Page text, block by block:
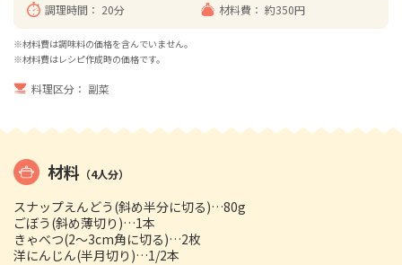
調理時間： 20分 材料費： 約350円
※材料費は調味料の価格を含んでいません。
※材料費はレシピ作成時の価格です。
料理区分： 副菜
材料 （4人分）
スナップえんどう(斜め半分に切る)…80g
ごぼう(斜め薄切り)…1本
きゃべつ(2～3cm角に切る)…2枚
洋にんじん(半月切り)…1/2本